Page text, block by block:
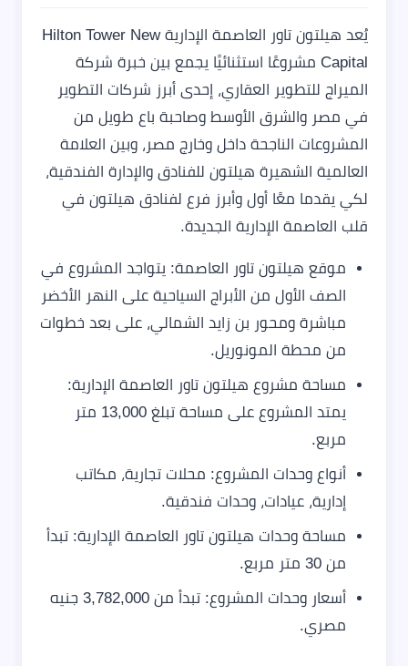
يُعد هيلتون تاور العاصمة الإدارية Hilton Tower New
Capital مشروعًا استثنائيًا يجمع بين خبرة شركة
الميراج للتطوير العقاري، إحدى أبرز شركات التطوير
في مصر والشرق الأوسط وصاحبة باع طويل من
المشروعات الناجحة داخل وخارج مصر، وبين العلامة
العالمية الشهيرة هيلتون للفنادق والإدارة الفندقية،
لكي يقدما معًا أول وأبرز فرع لفنادق هيلتون في
قلب العاصمة الإدارية الجديدة.
موقع هيلتون تاور العاصمة: يتواجد المشروع في
الصف الأول من الأبراج السياحية على النهر الأخضر
مباشرة ومحور بن زايد الشمالي، على بعد خطوات
من محطة المونوريل.
مساحة مشروع هيلتون تاور العاصمة الإدارية:
يمتد المشروع على مساحة تبلغ 13,000 متر
مربع.
أنواع وحدات المشروع: محلات تجارية، مكاتب
إدارية، عيادات، وحدات فندقية.
مساحة وحدات هيلتون تاور العاصمة الإدارية: تبدأ
من 30 متر مربع.
أسعار وحدات المشروع: تبدأ من 3,782,000 جنيه
مصري.